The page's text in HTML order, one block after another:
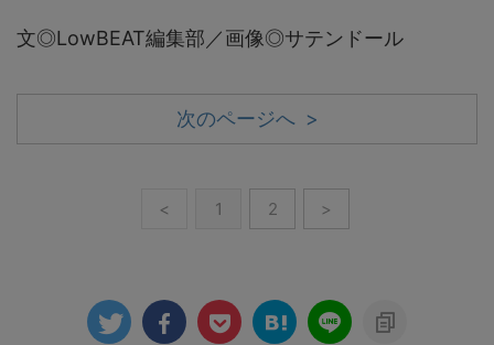
文◎LowBEAT編集部／画像◎サテンドール
次のページへ >
< 1 2 >